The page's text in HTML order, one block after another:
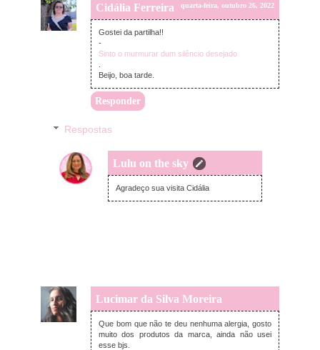
Cidália Ferreira quarta-feira, outubro 26, 2022
Gostei da partilha!!
-
Sinto o murmurar dum silêncio desejado
Beijo, boa tarde.
Responder
Respostas
Lulu on the sky
domingo, outubro 30, 2022
Agradeço sua visita Cidália
Lucimar da Silva Moreira
quarta-feira, outubro 26, 2022
Que bom que não te deu nenhuma alergia, gosto
muito dos produtos da marca, ainda não usei
esse bjs.